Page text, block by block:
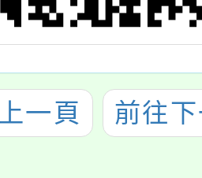
一頁 前往